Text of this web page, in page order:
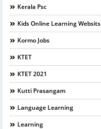
Kerala Psc
Kids Online Learning Websits
Kormo Jobs
KTET
KTET 2021
Kutti Prasangam
Language Learning
Learning